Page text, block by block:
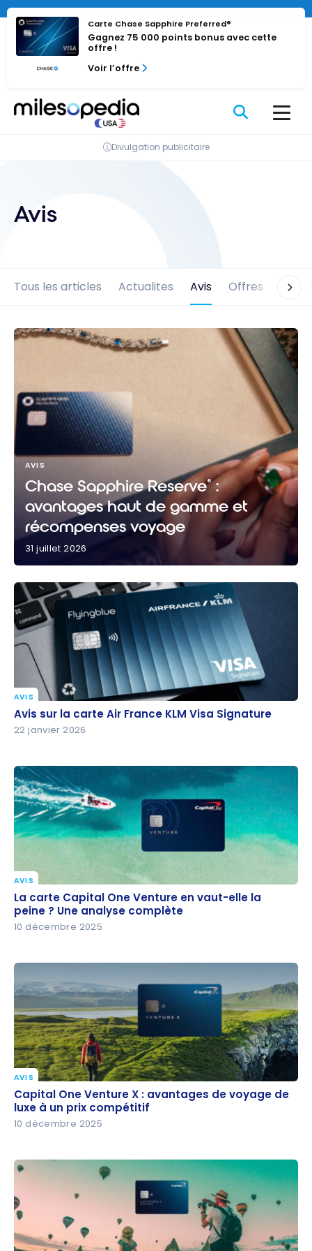
Passer
contenu
Carte Chase Sapphire Preferred®
Gagnez 75 000 points bonus avec cette
offre !
Voir l’offre
Divulgation publicitaire
Avis
Tous les articles Actualites Avis Offres
gamme et récompenses voyage
AVIS
Chase Sapphire Reserve®:
avantages haut de gamme et
récompenses voyage
31 juillet 2026
Avis sur la carte Air France KLM Visa Signature
AVIS
Avis sur la carte Air France KLM Visa Signature
22 janvier 2026
La carte Capital One Venture en vaut-elle la
peine ? Une analyse complète
AVIS
La carte Capital One Venture en vaut-elle la
peine ? Une analyse complète
10 décembre 2025
Capital One Venture X : avantages de voyage de
luxe à un prix compétitif
AVIS
Capital One Venture X : avantages de voyage de
luxe à un prix compétitif
10 décembre 2025